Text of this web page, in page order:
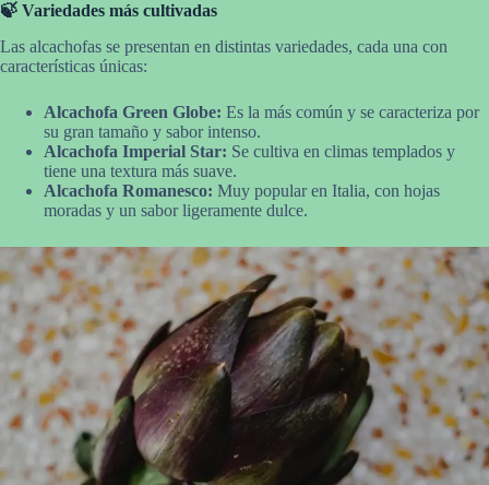
🍃 Variedades más cultivadas
Las alcachofas se presentan en distintas variedades, cada una con
características únicas:
Alcachofa Green Globe: Es la más común y se caracteriza por
su gran tamaño y sabor intenso.
Alcachofa Imperial Star: Se cultiva en climas templados y
tiene una textura más suave.
Alcachofa Romanesco: Muy popular en Italia, con hojas
moradas y un sabor ligeramente dulce.